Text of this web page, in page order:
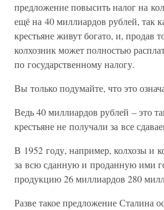
предложение повысить налог на
ещё на 40 миллиардов рублей, так
крестьяне живут богато, и, продав
колхозник может полностью
по государственному налогу.
Вы только подумайте, что это
Ведь 40 миллиардов рублей – это
крестьяне не получали за все
В 1952 году, например, колхозы и
за всю сданную и проданную ими
продукцию 26 миллиардов 280
Разве такое предложение Сталина